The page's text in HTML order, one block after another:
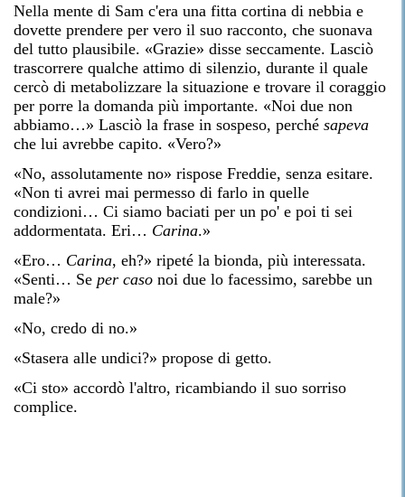
Nella mente di Sam c'era una fitta cortina di nebbia e
dovette prendere per vero il suo racconto, che suonava
del tutto plausibile. «Grazie» disse seccamente. Lasciò
trascorrere qualche attimo di silenzio, durante il quale
cercò di metabolizzare la situazione e trovare il coraggio
per porre la domanda più importante. «Noi due non
abbiamo…» Lasciò la frase in sospeso, perché sapeva
che lui avrebbe capito. «Vero?»
«No, assolutamente no» rispose Freddie, senza esitare.
«Non ti avrei mai permesso di farlo in quelle
condizioni… Ci siamo baciati per un po' e poi ti sei
addormentata. Eri… Carina.»
«Ero… Carina, eh?» ripeté la bionda, più interessata.
«Senti… Se per caso noi due lo facessimo, sarebbe un
male?»
«No, credo di no.»
«Stasera alle undici?» propose di getto.
«Ci sto» accordò l'altro, ricambiando il suo sorriso
complice.